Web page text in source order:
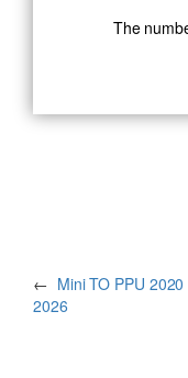
The
← Mini TO PPU
2026